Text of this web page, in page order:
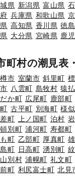
県 新潟県 富山県
兵庫県 和歌山県
高知県 香川県 徳
大分県 宮崎県 鹿
町村の潮見表
市 室蘭市 斜里町
八雲町 島牧村 猿
か町 広尾町 鹿部町
古平町 別海町 様
町 上ノ国町 泊村
別町 浦河町 寿都町
町 乙部町 厚真町
町 日高町 湧別町
別村 浦幌町 礼文町
町 利尻富士町 北見